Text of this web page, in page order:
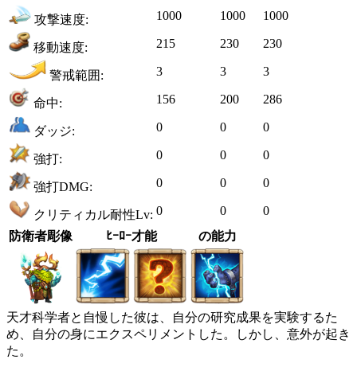
攻撃速度: 1000 1000 1000
移動速度: 215 230 230
警戒範囲: 3 3 3
命中: 156 200 286
ダッジ: 0 0 0
強打: 0 0 0
強打DMG: 0 0 0
クリティカル耐性Lv: 0 0
0
防衛者彫像
ﾋｰﾛｰ才能 の能力
天才科学者と自慢した彼は、自分の研究成果を実験するた
め、自分の身にエクスペリメントした。しかし、意外が起き
た。